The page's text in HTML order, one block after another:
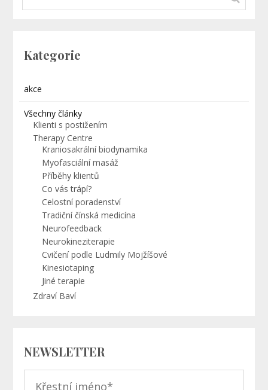
Kategorie
akce
Všechny články
Klienti s postižením
Therapy Centre
Kraniosakrální biodynamika
Myofasciální masáž
Příběhy klientů
Co vás trápí?
Celostní poradenství
Tradiční čínská medicína
Neurofeedback
Neurokineziterapie
Cvičení podle Ludmily Mojžíšové
Kinesiotaping
Jiné terapie
Zdraví Baví
NEWSLETTER